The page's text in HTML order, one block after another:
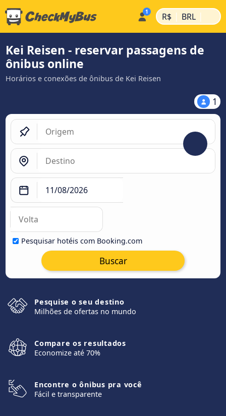
R$ | BRL |
Kei Reisen - reservar passagens de
ônibus online
Horários e conexões de ônibus de Kei Reisen
1
Pesquisar hotéis com Booking.com
Buscar
Pesquise o seu destino
Milhões de ofertas no mundo
Compare os resultados
Economize até 70%
Encontre o ônibus pra você
Fácil e transparente